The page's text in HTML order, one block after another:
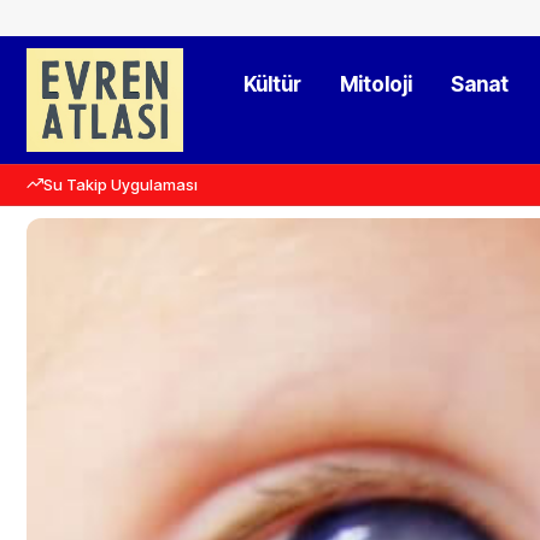
Kültür Mitoloji Sanat
Su Takip Uygulaması